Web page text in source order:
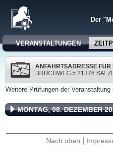
Der
VERANSTALTUNGEN
ANFAHRTSADRESSE FÜR
BRUCHWEG 5 21376
Weitere Prüfungen der
MONTAG, 08. DEZEMBER
Nach oben